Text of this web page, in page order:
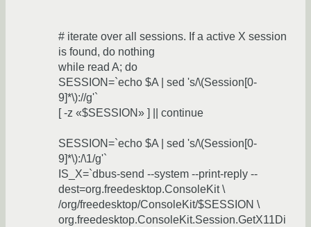
# iterate over all sessions. If a active X session
is found, do nothing
while read A; do
SESSION=`echo $A | sed 's/\(Session[0-
9]*\)://g'`
[ -z «$SESSION» ] || continue
SESSION=`echo $A | sed 's/\(Session[0-
9]*\):/\1/g'`
IS_X=`dbus-send --system --print-reply --
dest=org.freedesktop.ConsoleKit \
/org/freedesktop/ConsoleKit/$SESSION \
org.freedesktop.ConsoleKit.Session.GetX11Di